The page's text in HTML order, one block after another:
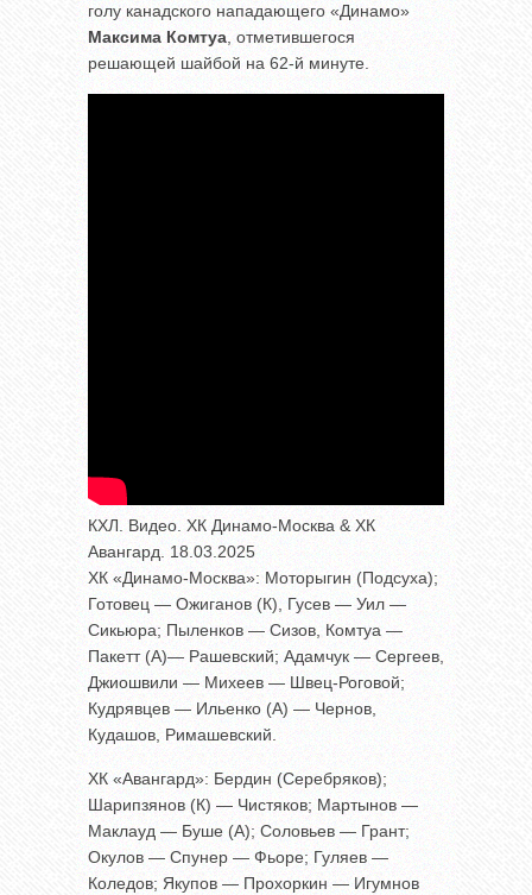
голу канадского нападающего «Динамо»
Максима Комтуа , отметившегося
решающей шайбой на 62-й минуте.
КХЛ. Видео. ХК Динамо-Москва & ХК
Авангард. 18.03.2025
ХК «Динамо-Москва»: Моторыгин (Подсуха);
Готовец — Ожиганов (К), Гусев — Уил —
Сикьюра; Пыленков — Сизов, Комтуа —
Пакетт (А)— Рашевский; Адамчук — Сергеев,
Джиошвили — Михеев — Швец-Роговой;
Кудрявцев — Ильенко (А) — Чернов,
Кудашов, Римашевский.
ХК «Авангард»: Бердин (Серебряков);
Шарипзянов (К) — Чистяков; Мартынов —
Маклауд — Буше (А); Соловьев — Грант;
Окулов — Спунер — Фьоре; Гуляев —
Коледов; Якупов — Прохоркин — Игумнов